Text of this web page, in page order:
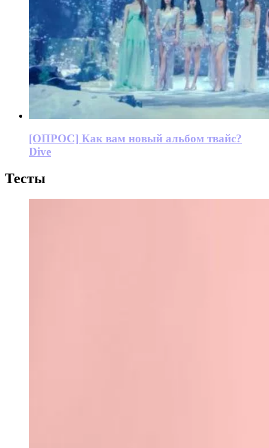
[ОПРОС] Как вам новый альбом твайс?
Dive
Тесты